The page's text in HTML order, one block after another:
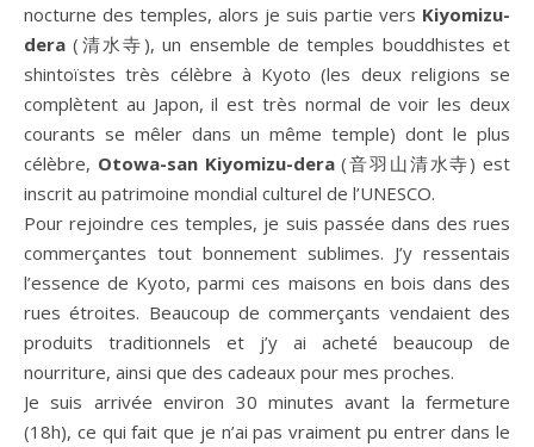
nocturne des temples, alors je suis partie vers Kiyomizu-
dera (清水寺), un ensemble de temples bouddhistes et
shintoïstes très célèbre à Kyoto (les deux religions se
complètent au Japon, il est très normal de voir les deux
courants se mêler dans un même temple) dont le plus
célèbre, Otowa-san Kiyomizu-dera(音羽山清水寺) est
inscrit au patrimoine mondial culturel de l’UNESCO.
Pour rejoindre ces temples, je suis passée dans des rues
commerçantes tout bonnement sublimes. J’y ressentais
l’essence de Kyoto, parmi ces maisons en bois dans des
rues étroites. Beaucoup de commerçants vendaient des
produits traditionnels et j’y ai acheté beaucoup de
nourriture, ainsi que des cadeaux pour mes proches.
Je suis arrivée environ 30 minutes avant la fermeture
(18h), ce qui fait que je n’ai pas vraiment pu entrer dans le